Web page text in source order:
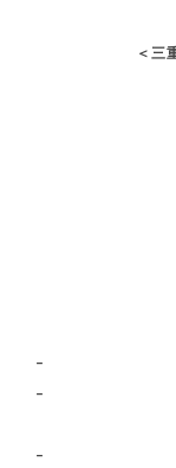
＜三
–
–
–